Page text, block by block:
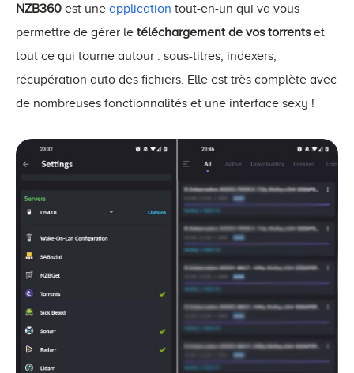
NZB360 est une application tout-en-un qui va vous
permettre de gérer le téléchargement de vos torrentset
tout ce qui tourne autour : sous-titres, indexers,
récupération auto des fichiers. Elle est très complète avec
de nombreuses fonctionnalités et une interface sexy !